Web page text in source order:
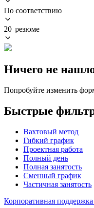
По соответствию
20 резюме
Ничего не
Попробуйте изменить
Быстрые
Вахтовый метод
Гибкий график
Проектная работа
Полный день
Полная занятость
Сменный график
Частичная занятость
Корпоративная поддержка